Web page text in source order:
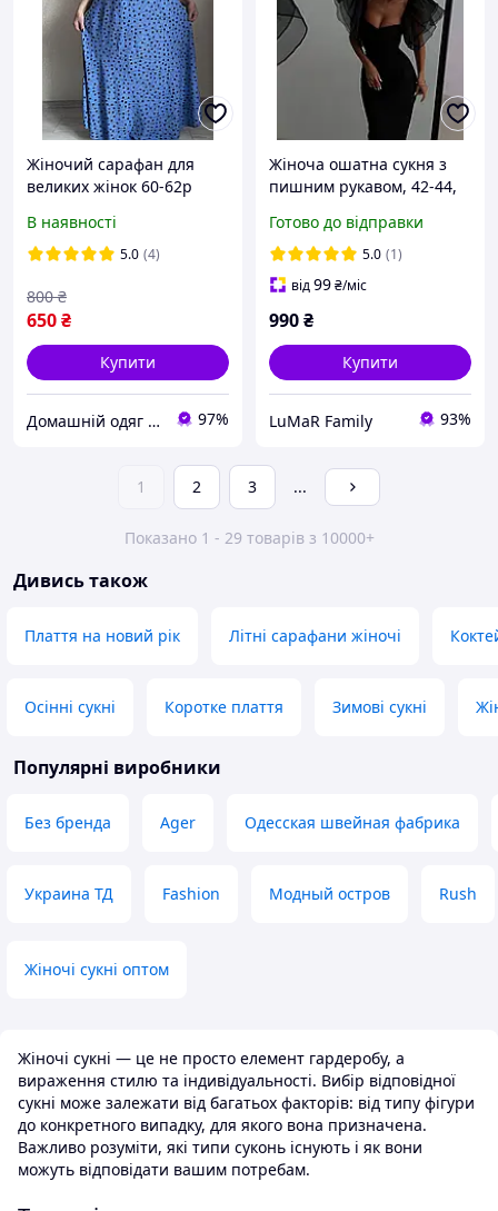
Жіночі сукні — це не просто елемент гардеробу, а
вираження стилю та індивідуальності. Вибір відповідної
сукні може залежати від багатьох факторів: від типу фігури
до конкретного випадку, для якого вона призначена.
Важливо розуміти, які типи суконь існують і як вони
можуть відповідати вашим потребам.
Жіночий сарафан для
великих жінок 60-62р
В наявності
5.0 (4)
650₴
800 ₴
Купити
Домашній одяг пишним жінкам 97%
Жіноча ошатна сукня з
пишним рукавом, 42-44,
органза.
Готово до відправки
5.0 (1)
від99₴/міс
990₴
Купити
LuMaR Family 93%
1 2 3 ...
Показано 1 - 29 товарів з 10000+
Дивись також
Плаття на новий рік Літні сарафани жіночі
Осінні сукні Коротке плаття Зимові сукні
Популярні виробники
Без бренда Ager Одесская швейная фабрика
Украина ТД Fashion Модный остров Rush
Жіночі сукні оптом